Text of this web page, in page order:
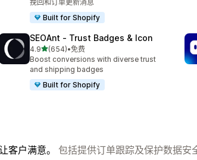
挽回和订单更新消息
Built for Shopify
SEOAnt ‑ Trust Badges & Icon
4.9星（满分 5 星）
(654)
总共 654 条评论
•免费
Boost conversions with diverse trust
and shipping badges
Built for Shopify
客户满意。 包括提供订单跟踪及保护数据安